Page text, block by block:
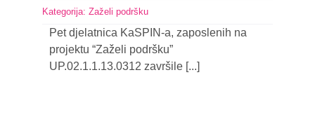
Kategorija: Zaželi podršku
Pet djelatnica KaSPIN-a, zaposlenih na
projektu “Zaželi podršku”
UP.02.1.1.13.0312 završile [...]